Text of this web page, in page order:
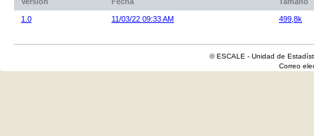
1.0 11/03/22 09:33 AM 499,8k
© ESCALE - Unidad de
Correo